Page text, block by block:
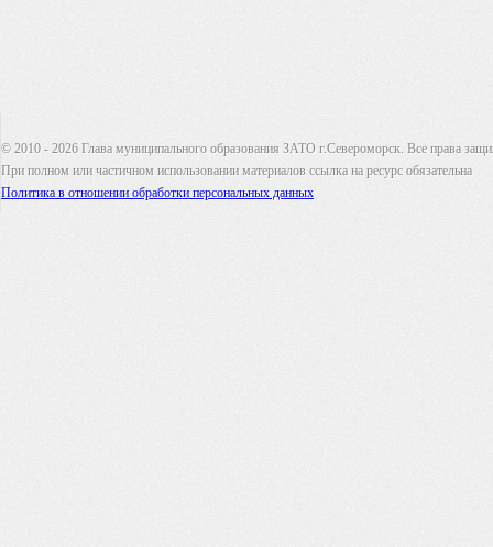
© 2010 - 2026 Глава муниципального образования ЗАТО г.Североморск. Все права
При полном или частичном использовании материалов ссылка на ресурс обязательна
Политика в отношении обработки персональных данных